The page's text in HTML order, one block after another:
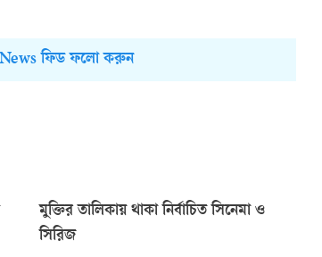
News ফিড ফলো করুন
মুক্তির তালিকায় থাকা নির্বাচিত সিনেমা ও
সিরিজ